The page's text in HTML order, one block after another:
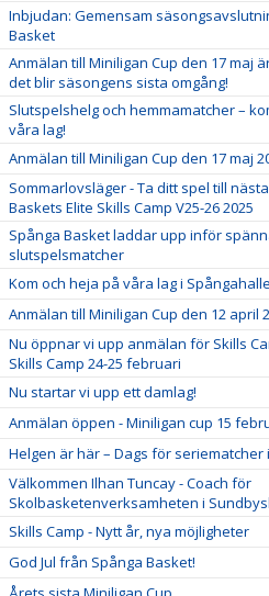
Inbjudan: Gemensam
Basket
Anmälan till Miniligan Cup den 17 maj
det blir säsongens sista omgång!
Slutspelshelg och hemmamatcher –
våra lag!
Anmälan till Miniligan Cup den 17 maj
Sommarlovsläger - Ta ditt spel till
Baskets Elite Skills Camp V25-26 2025
Spånga Basket laddar upp inför
slutspelsmatcher
Kom och heja på våra lag i
Anmälan till Miniligan Cup den 12 april
Nu öppnar vi upp anmälan för Skills
Skills Camp 24-25 februari
Nu startar vi upp ett damlag!
Anmälan öppen - Miniligan cup 15
Helgen är här – Dags för seriematcher
Välkommen Ilhan Tuncay - Coach för
Skolbasketenverksamheten i
Skills Camp - Nytt år, nya möjligheter
God Jul från Spånga Basket!